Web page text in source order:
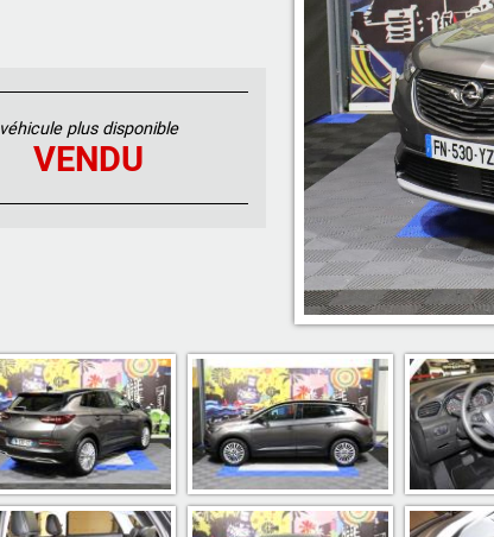
véhicule plus disponible
VENDU